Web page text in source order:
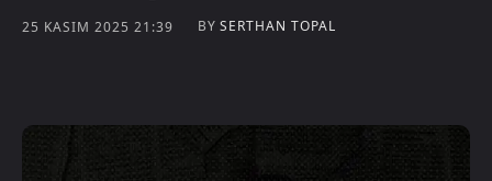
25 KASIM 2025 21:39 BY SERTHAN TOPAL